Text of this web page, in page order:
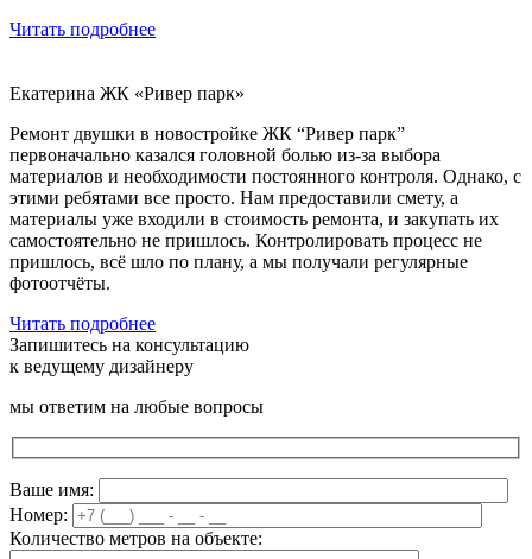
Читать подробнее
Екатерина ЖК «Ривер парк»
Ремонт двушки в новостройке ЖК “Ривер парк”
первоначально казался головной болью из-за выбора
материалов и необходимости постоянного контроля. Однако, с
этими ребятами все просто. Нам предоставили смету, а
материалы уже входили в стоимость ремонта, и закупать их
самостоятельно не пришлось. Контролировать процесс не
пришлось, всё шло по плану, а мы получали регулярные
фотоотчёты.
Читать подробнее
Запишитесь на консультацию
к ведущему дизайнеру
мы ответим на любые вопросы
Ваше имя:
Номер:
Количество метров на объекте: